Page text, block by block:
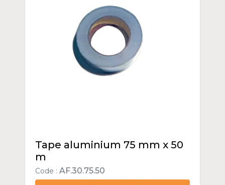
Tape aluminium 75 mm x 50
m
Code : AF.30.75.50